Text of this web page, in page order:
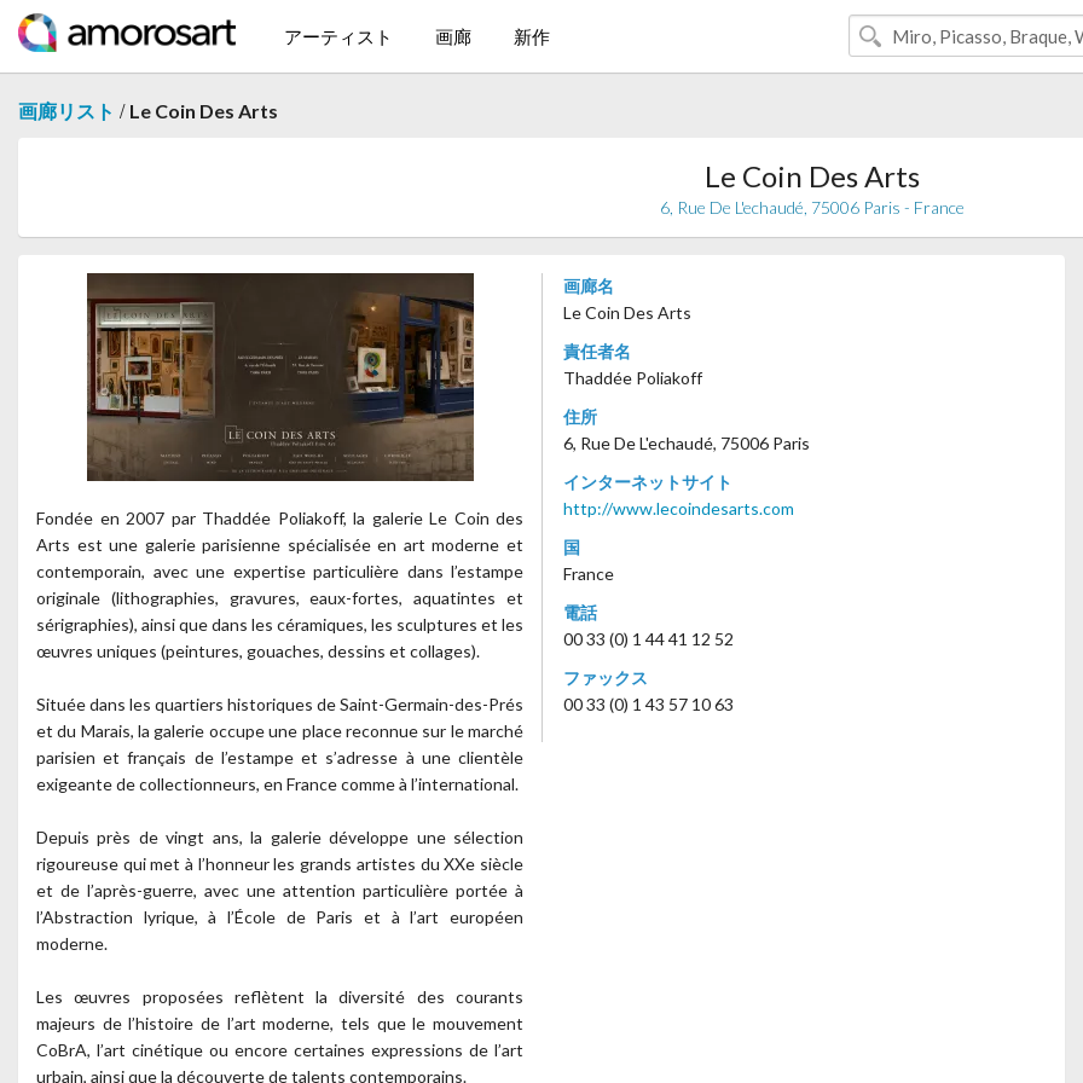
アーティスト 画廊 新作
画廊リスト / Le Coin Des Arts
Le Coin Des Arts
6, Rue De L'echaudé, 75006 Paris - France
Fondée en 2007 par Thaddée Poliakoff, la galerie Le Coin des
Arts est une galerie parisienne spécialisée en art moderne et
contemporain, avec une expertise particulière dans l’estampe
originale (lithographies, gravures, eaux-fortes, aquatintes et
sérigraphies), ainsi que dans les céramiques, les sculptures et les
œuvres uniques (peintures, gouaches, dessins et collages).
Située dans les quartiers historiques de Saint-Germain-des-Prés
et du Marais, la galerie occupe une place reconnue sur le marché
parisien et français de l’estampe et s’adresse à une clientèle
exigeante de collectionneurs, en France comme à l’international.
Depuis près de vingt ans, la galerie développe une sélection
rigoureuse qui met à l’honneur les grands artistes du XXe siècle
et de l’après-guerre, avec une attention particulière portée à
l’Abstraction lyrique, à l’École de Paris et à l’art européen
moderne.
Les œuvres proposées reflètent la diversité des courants
majeurs de l’histoire de l’art moderne, tels que le mouvement
CoBrA, l’art cinétique ou encore certaines expressions de l’art
urbain, ainsi que la découverte de talents contemporains.
画廊名
Le Coin Des Arts
責任者名
Thaddée Poliakoff
住所
6, Rue De L'echaudé, 75006 Paris
インターネットサイト
http://www.lecoindesarts.com
国
France
電話
00 33 (0) 1 44 41 12 52
ファックス
00 33 (0) 1 43 57 10 63